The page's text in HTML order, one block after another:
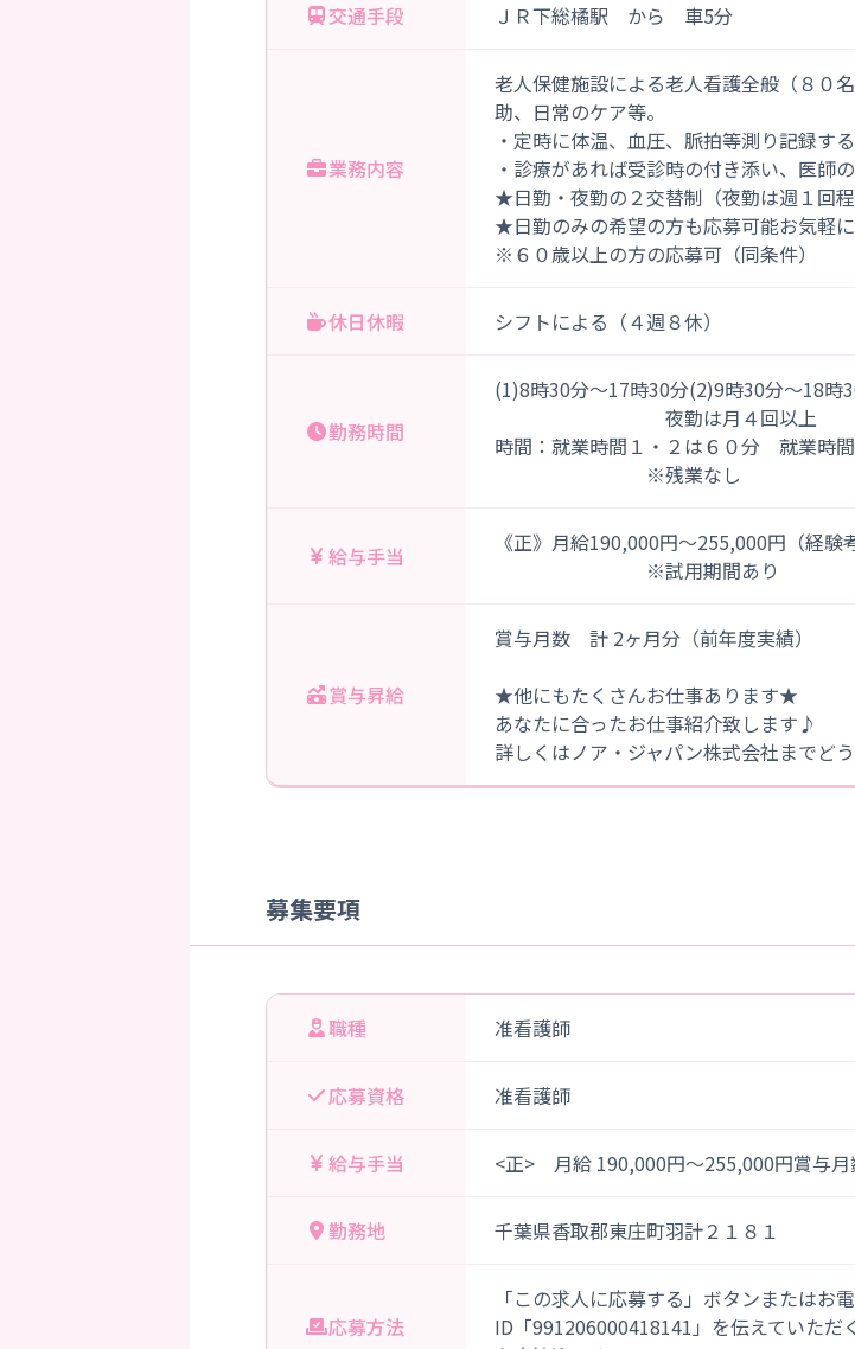
交通手段 ＪＲ下総橘駅 から 車5分
業務内容
老人保健施設による老人看護全般（８０
助、日常のケア等。
・定時に体温、血圧、脈拍等測り記録する
・診療があれば受診時の付き添い、医師
★日勤・夜勤の２交替制（夜勤は週１回程
★日勤のみの希望の方も応募可能お気軽に
※６０歳以上の方の応募可（同条件）
休日休暇 シフトによる（４週８休）
勤務時間
(1)8時30分～17時30分(2)9時30分～18時
夜勤は月
時間：就業時間１・２は６０分 就業時
※残業なし
給与手当
《正》月給190,000円～255,000円（経験
※試用期間あり
賞与昇給
賞与月数 計 2ヶ月分（前年度実績）
★他にもたくさんお仕事あります★
あなたに合ったお仕事紹介致します♪
詳しくはノア・ジャパン株式会社までど
募集要項
職種 准看護師
応募資格 准看護師
給与手当 <正> 月給 190,000円～255,000円賞与
勤務地 千葉県香取郡東庄町羽計２１８１
応募方法
「この求人に応募する」ボタンまたは
ID「991206000418141」を伝えていただ